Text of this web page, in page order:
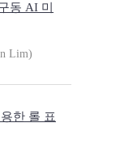
동 AI 미
Lim)
한 롤 표